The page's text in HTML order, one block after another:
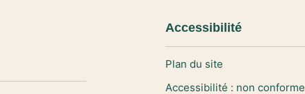
Accessibilité
Plan du site
Accessibilité : non conforme